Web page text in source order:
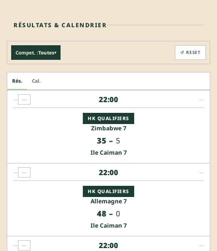
RÉSULTATS & CALENDRIER
Compet. :Toutes▾ ↺ RESET
Rés. Cal.
22:00
HK QUALIFIERS
Zimbabwe 7
35 – 5
Ile Caiman 7
— — —
22:00
HK QUALIFIERS
Allemagne 7
48 – 0
Ile Caiman 7
— — —
22:00
— — —